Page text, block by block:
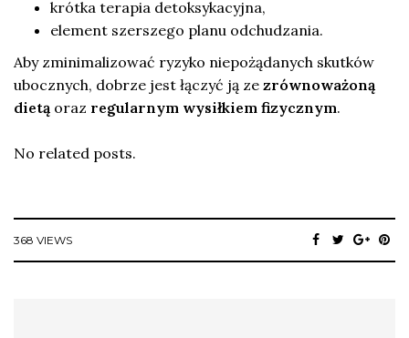
krótka terapia detoksykacyjna,
element szerszego planu odchudzania.
Aby zminimalizować ryzyko niepożądanych skutków
ubocznych, dobrze jest łączyć ją ze zrównoważoną
dietą oraz regularnym wysiłkiem fizycznym.
No related posts.
368 VIEWS